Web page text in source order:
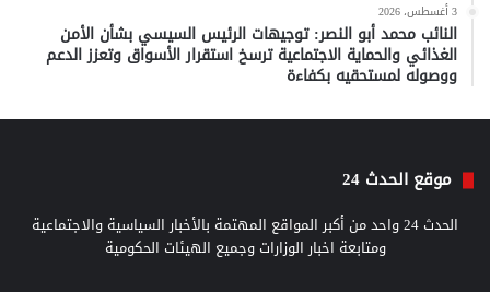
3 أغسطس، 2026
النائب محمد أبو النصر: توجيهات الرئيس السيسي بشأن الأمن
الغذائي والحماية الاجتماعية ترسخ استقرار الأسواق وتعزز الدعم
ووصوله لمستحقيه بكفاءة
موقع الحدث 24
الحدث 24 واحد من أكبر المواقع المهتمة بالأخبار السياسية والاجتماعية
ومتابعة اخبار الوزارات وجميع الهيئات الحكومية